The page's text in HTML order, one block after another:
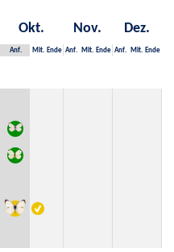
Okt. Nov. Dez.
Anf. Mit. Ende Anf. Mit. Ende Anf. Mit. Ende